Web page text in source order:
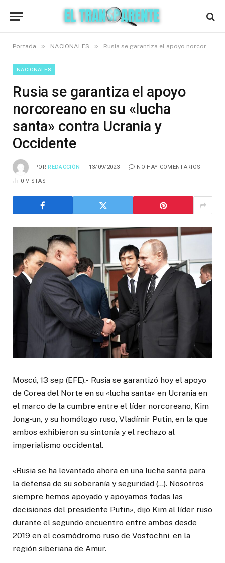
Portada » NACIONALES » Rusia se garantiza el apoyo norcoreano en su «lucha santa» contra Ucrania y Occidente
NACIONALES
Rusia se garantiza el apoyo
norcoreano en su «lucha
santa» contra Ucrania y
Occidente
POR REDACCIÓN 13/09/2023 NO HAY COMENTARIOS
0VISTAS
Moscú, 13 sep (EFE).- Rusia se garantizó hoy el apoyo
de Corea del Norte en su «lucha santa» en Ucrania en
el marco de la cumbre entre el líder norcoreano, Kim
Jong-un, y su homólogo ruso, Vladímir Putin, en la que
ambos exhibieron su sintonía y el rechazo al
imperialismo occidental.
«Rusia se ha levantado ahora en una lucha santa para
la defensa de su soberanía y seguridad (…). Nosotros
siempre hemos apoyado y apoyamos todas las
decisiones del presidente Putin», dijo Kim al líder ruso
durante el segundo encuentro entre ambos desde
2019 en el cosmódromo ruso de Vostochni, en la
región siberiana de Amur.